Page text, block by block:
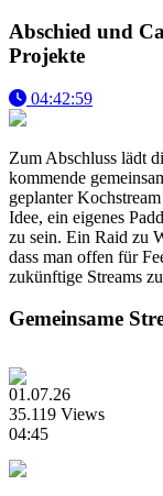
Abschied und
Projekte
04:42:59
Zum Abschluss lädt
kommende
geplanter
Idee, ein eigenes
zu sein. Ein Raid zu
dass man offen für
zukünftige Streams
Gemeinsame
01.07.26
35.119 Views
04:45